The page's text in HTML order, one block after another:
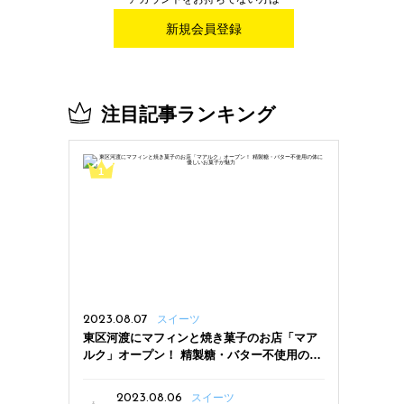
新規会員登録
注目記事ランキング
2023.08.07 スイーツ
東区河渡にマフィンと焼き菓子のお店「マア
ルク」オープン！ 精製糖・バター不使用の体
2023.08.06
スイーツ